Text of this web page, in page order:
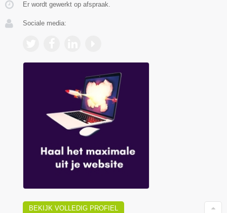
Er wordt gewerkt op afspraak.
Sociale media:
BEKIJK VOLLEDIG PROFIEL